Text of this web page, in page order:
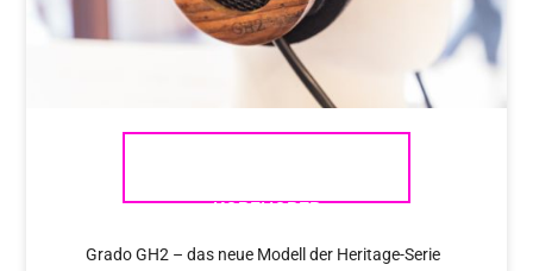
KOPFHÖRER
Grado GH2 – das neue Modell der Heritage-Serie